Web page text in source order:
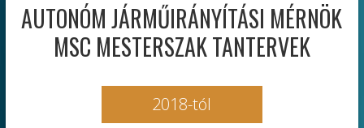
AUTONÓM JÁRMŰIRÁNYÍTÁSI MÉRNÖK
MSC MESTERSZAK TANTERVEK
2018-tól